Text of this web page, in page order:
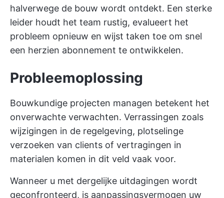
halverwege de bouw wordt ontdekt. Een sterke
leider houdt het team rustig, evalueert het
probleem opnieuw en wijst taken toe om snel
een herzien abonnement te ontwikkelen.
Probleemoplossing
Bouwkundige projecten managen betekent het
onverwachte verwachten. Verrassingen zoals
wijzigingen in de regelgeving, plotselinge
verzoeken van clients of vertragingen in
materialen komen in dit veld vaak voor.
Wanneer u met dergelijke uitdagingen wordt
geconfronteerd, is aanpassingsvermogen uw